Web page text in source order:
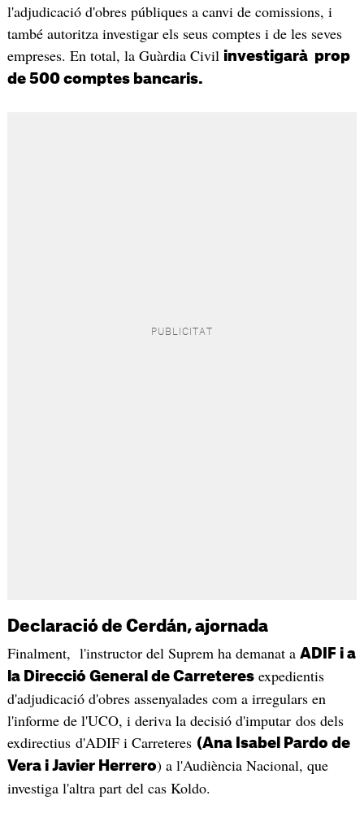
l'adjudicació d'obres públiques a canvi de comissions, i
també autoritza investigar els seus comptes i de les seves
empreses. En total, la Guàrdia Civil investigarà prop
de 500 comptes bancaris.
Declaració de Cerdán, ajornada
Finalment, l'instructor del Suprem ha demanat a ADIF i a
la Direcció General de Carreteresexpedientis
d'adjudicació d'obres assenyalades com a irregulars en
l'informe de l'UCO, i deriva la decisió d'imputar dos dels
exdirectius d'ADIF i Carreteres (Ana Isabel Pardo de
Vera i Javier Herrero) a l'Audiència Nacional, que
investiga l'altra part del cas Koldo.